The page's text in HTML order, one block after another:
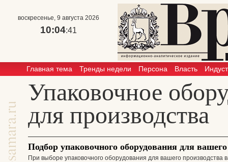
воскресенье, 9 августа 2026
10:04:41
Главная тема Тренды недели Персона Власть
Упаковочное
для производства
Подбор упаковочного оборудования для вашего
При выборе упаковочного оборудования для вашего производства